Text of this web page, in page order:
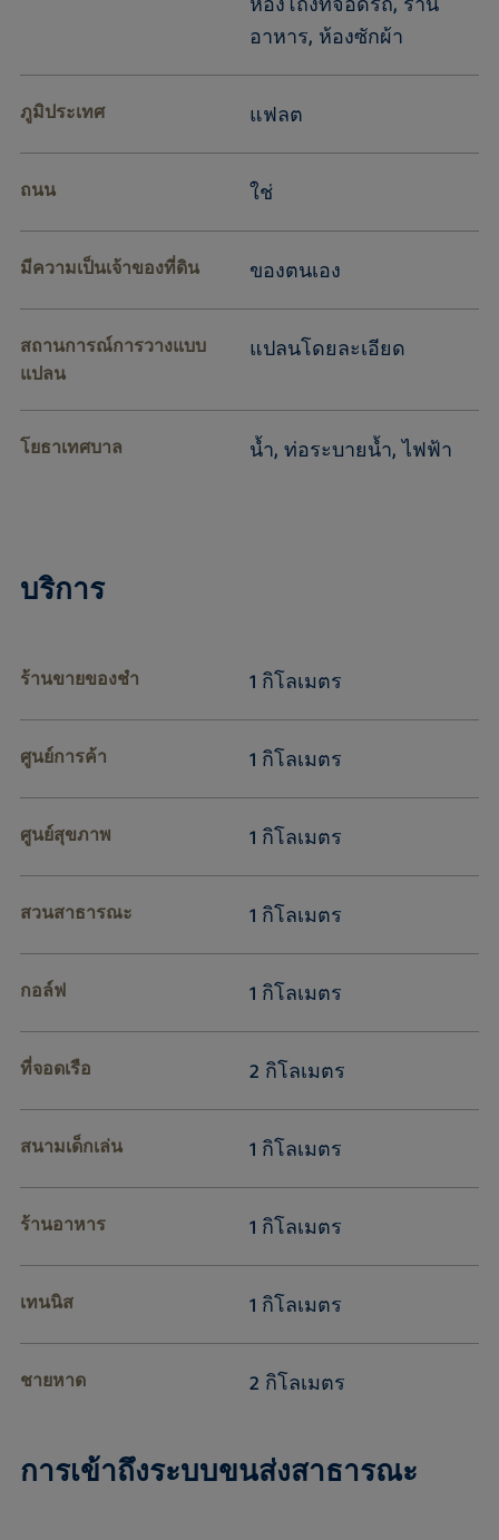
ห้องโถงที่จอดรถ, ร้าน
อาหาร, ห้องซักผ้า
ภูมิประเทศ แฟลต
ถนน ใช่
มีความเป็นเจ้าของที่ดิน ของตนเอง
สถานการณ์การวางแบบ
แปลน
แปลนโดยละเอียด
โยธาเทศบาล น้ำ, ท่อระบายน้ำ, ไฟฟ้า
บริการ
ร้านขายของชำ 1 กิโลเมตร
ศูนย์การค้า 1 กิโลเมตร
ศูนย์สุขภาพ 1 กิโลเมตร
สวนสาธารณะ 1 กิโลเมตร
กอล์ฟ 1 กิโลเมตร
ที่จอดเรือ 2 กิโลเมตร
สนามเด็กเล่น 1 กิโลเมตร
ร้านอาหาร 1 กิโลเมตร
เทนนิส 1 กิโลเมตร
ชายหาด 2 กิโลเมตร
การเข้าถึงระบบขนส่งสาธารณะ